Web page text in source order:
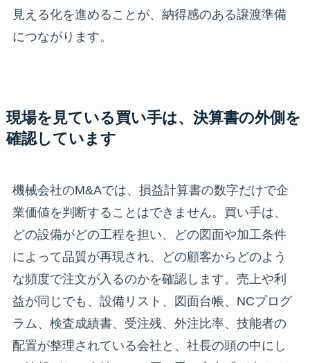
見える化を進めることが、納得感のある譲渡準備
につながります。
現場を見ている買い手は、決算書の外側を
確認しています
機械会社のM&Aでは、損益計算書の数字だけで企
業価値を判断することはできません。買い手は、
どの設備がどの工程を担い、どの図面や加工条件
によって品質が再現され、どの顧客からどのよう
な頻度で注文が入るのかを確認します。売上や利
益が同じでも、設備リスト、図面台帳、NCプログ
ラム、検査成績書、受注残、外注比率、技能者の
配置が整理されている会社と、社長の頭の中にし